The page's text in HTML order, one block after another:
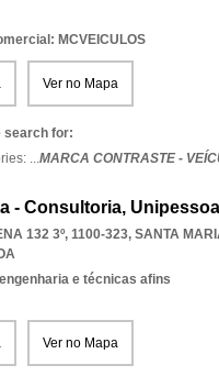
MCVEICULOS
Ver no Mapa
search for:
...MARCA CONTRASTE -
- Consultoria,
132 3º, 1100-323, SANTA
e técnicas afins
Ver no Mapa